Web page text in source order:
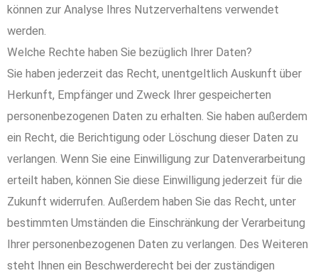
können zur Analyse Ihres Nutzerverhaltens verwendet
werden.
Welche Rechte haben Sie bezüglich Ihrer Daten?
Sie haben jederzeit das Recht, unentgeltlich Auskunft über
Herkunft, Empfänger und Zweck Ihrer gespeicherten
personenbezogenen Daten zu erhalten. Sie haben außerdem
ein Recht, die Berichtigung oder Löschung dieser Daten zu
verlangen. Wenn Sie eine Einwilligung zur Datenverarbeitung
erteilt haben, können Sie diese Einwilligung jederzeit für die
Zukunft widerrufen. Außerdem haben Sie das Recht, unter
bestimmten Umständen die Einschränkung der Verarbeitung
Ihrer personenbezogenen Daten zu verlangen. Des Weiteren
steht Ihnen ein Beschwerderecht bei der zuständigen